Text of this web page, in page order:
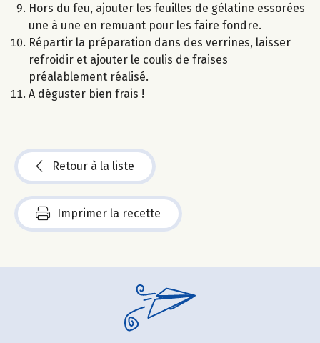
Hors du feu, ajouter les feuilles de gélatine essorées
une à une en remuant pour les faire fondre.
Répartir la préparation dans des verrines, laisser
refroidir et ajouter le coulis de fraises
préalablement réalisé.
A déguster bien frais !
Retour à la liste
Imprimer la recette